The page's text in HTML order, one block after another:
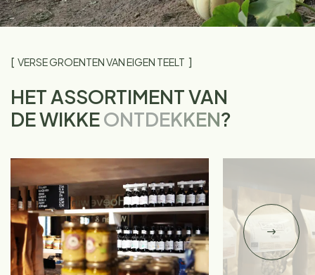
VERSE GROENTEN VAN EIGEN TEELT
HET ASSORTIMENT VAN
DE WIKKEONTDEKKEN?